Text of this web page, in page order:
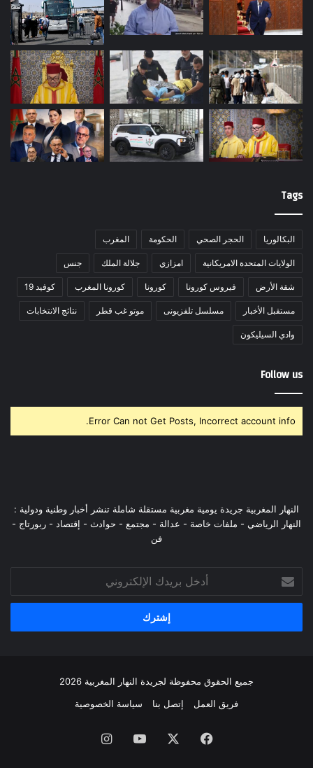
Tags
البكالوريا الحجر الصحي الحكومة المغرب
الولايات المتحدة الامريكانية امزازي جلالة الملك جنس
شقة الأرض فيروس كورونا كورونا كورونا المغرب كوفيد 19
مستقبل الأخبار مسلسل تلفزيونى موتو غب قطر نتائج الانتخابات
وادي السيليكون
Follow us
Error Can not Get Posts, Incorrect account info.
النهار المغربية جريدة يومية مغربية مستقلة شاملة تنشر أخبار وطنية ودولية :
النهار الرياضي - ملفات خاصة - عدالة - مجتمع - حوادث - إقتصاد - ربورتاج -
فن
بريدك
الإلكتروني
جميع الحقوق محفوظة لجريدة النهار المغربية 2026
فريق العمل
إتصل بنا سياسة الخصوصية
فيسبوك ‫YouTube